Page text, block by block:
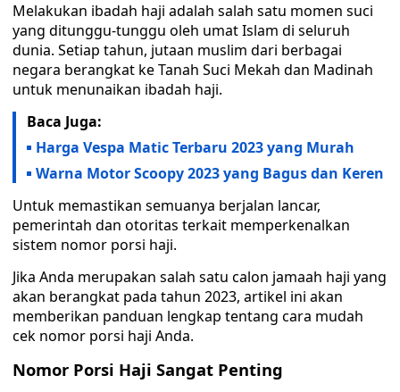
Melakukan ibadah haji adalah salah satu momen suci
yang ditunggu-tunggu oleh umat Islam di seluruh
dunia. Setiap tahun, jutaan muslim dari berbagai
negara berangkat ke Tanah Suci Mekah dan Madinah
untuk menunaikan ibadah haji.
Baca Juga:
Harga Vespa Matic Terbaru 2023 yang Murah
Warna Motor Scoopy 2023 yang Bagus dan Keren
Untuk memastikan semuanya berjalan lancar,
pemerintah dan otoritas terkait memperkenalkan
sistem nomor porsi haji.
Jika Anda merupakan salah satu calon jamaah haji yang
akan berangkat pada tahun 2023, artikel ini akan
memberikan panduan lengkap tentang cara mudah
cek nomor porsi haji Anda.
Nomor Porsi Haji Sangat Penting